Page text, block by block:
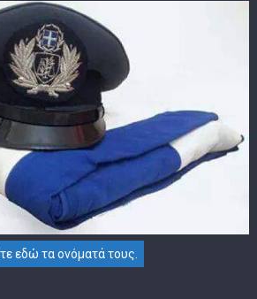
εδώ τα ονόματά τους.